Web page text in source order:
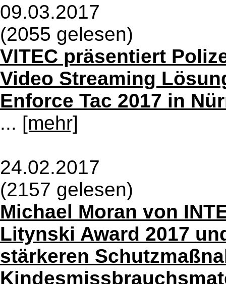
09.03.2017
(2055 gelesen)
VITEC präsentiert
Video Streaming
Enforce Tac 2017 in
... [mehr]
24.02.2017
(2157 gelesen)
Michael Moran von
Litynski Award 2017
stärkeren